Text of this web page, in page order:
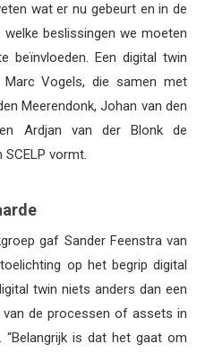
wat er nu gebeurt en in de
beslissingen we moeten
beïnvloeden. Een digital twin
Vogels, die samen met
Meerendonk, Johan van den
Ardjan van der Blonk de
SCELP vormt.
gaf Sander Feenstra van
op het begrip digital
twin niets anders dan een
de processen of assets in
is dat het gaat om